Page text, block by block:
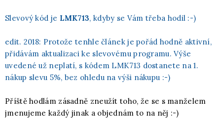
Slevový kód je LMK713, kdyby se Vám třeba hodil :-)
edit. 2018: Protože tenhle článek je pořád hodně aktivní,
přidávám aktualizaci ke slevovému programu. Výše
uvedené už neplatí, s kódem LMK713 dostanete na 1.
nákup slevu 5%, bez ohledu na výši nákupu :-)
Příště hodlám zásadně zneužít toho, že se s manželem
jmenujeme každý jinak a objednám to na něj :-)